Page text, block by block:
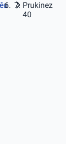
Prukinez
40